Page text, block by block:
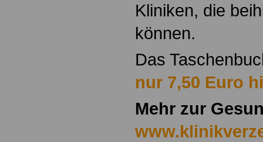
Kliniken, die
können.
Das
nur 7,50 Euro
Mehr zur